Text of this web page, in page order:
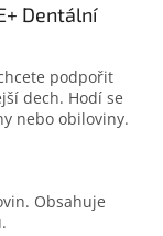
Dentální
podpořit
dech. Hodí se
nebo obiloviny.
Obsahuje